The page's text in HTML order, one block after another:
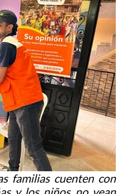
familias cuenten con